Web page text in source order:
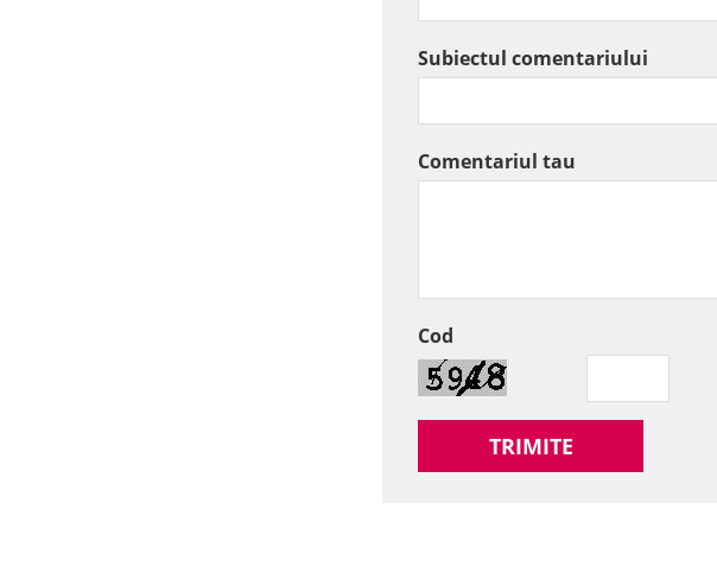
Subiectul comentariului
Comentariul tau
Cod
TRIMITE